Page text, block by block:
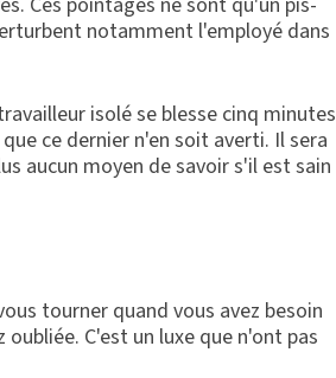
notamment l'employé dans
isolé se blesse cinq minutes
ce dernier n'en soit averti. Il sera
aucun moyen de savoir s'il est sain
tourner quand vous avez besoin
C'est un luxe que n'ont pas